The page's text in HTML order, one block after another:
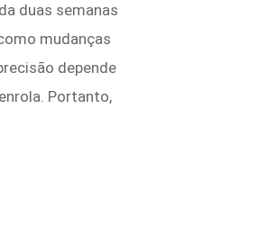
duas semanas
mudanças
depende
Portanto,